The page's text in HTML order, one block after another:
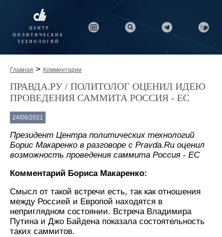
Главная > Комментарии
ПРАВДА.РУ / ПОЛИТОЛОГ ОЦЕНИЛ ИДЕЮ
ПРОВЕДЕНИЯ САММИТА РОССИЯ - ЕС
24/06/2021
Президент Центра политических технологий
Борис Макаренко в разговоре с Pravda.Ru оценил
возможность проведения саммита Россия - ЕС
Комментарий Бориса Макаренко:
Смысл от такой встречи есть, так как отношения
между Россией и Европой находятся в
неприглядном состоянии. Встреча Владимира
Путина и Джо Байдена показала состоятельность
таких саммитов.